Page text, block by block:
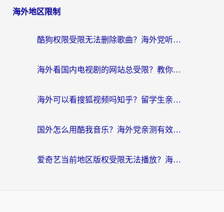
海外地区限制
酷狗权限受限无法删除歌曲？海外党听国内音乐的终极解决方案来了
海外看国内电视剧的网站总受限？教你选对回国加速器，轻松追热剧
海外可以看搜狐视频吗知乎？留学生亲测有效的回国加速器选择指南
国外怎么用酷我音乐？海外党亲测有效的回国加速方案，附千千音乐中文歌收听指南
爱奇艺当前地区版权受限无法播放？海外党追剧看电影的终极解决方案来了